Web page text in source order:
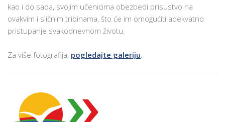
kao i do sada, svojim učenicima obezbedi prisustvo na
ovakvim i sličnim tribinama, što će im omogućiti adekvatno
pristupanje svakodnevnom životu.
Za više fotografija, pogledajte galeriju